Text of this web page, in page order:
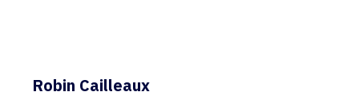
Robin Cailleaux